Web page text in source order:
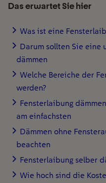
Das erwartet Sie hier
Was ist eine
Darum sollten Sie eine
dämmen
Welche Bereiche der
werden?
Fensterlaibung
am einfachsten
Dämmen ohne
beachten
Fensterlaibung selber
Wie hoch sind die